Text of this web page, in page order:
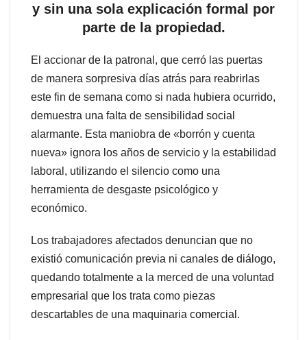
y sin una sola explicación formal por
parte de la propiedad.
El accionar de la patronal, que cerró las puertas
de manera sorpresiva días atrás para reabrirlas
este fin de semana como si nada hubiera ocurrido,
demuestra una falta de sensibilidad social
alarmante. Esta maniobra de «borrón y cuenta
nueva» ignora los años de servicio y la estabilidad
laboral, utilizando el silencio como una
herramienta de desgaste psicológico y
económico.
Los trabajadores afectados denuncian que no
existió comunicación previa ni canales de diálogo,
quedando totalmente a la merced de una voluntad
empresarial que los trata como piezas
descartables de una maquinaria comercial.